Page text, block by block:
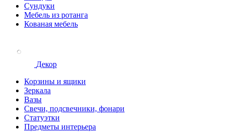
Сундуки
Мебель из ротанга
Кованая мебель
Декор
Корзины и ящики
Зеркала
Вазы
Свечи, подсвечники, фонари
Статуэтки
Предметы интерьера